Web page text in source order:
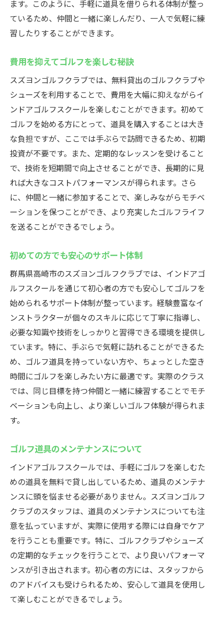
ます。このように、手軽に道具を借りられる体制が整っ
ているため、仲間と一緒に楽しんだり、一人で気軽に練
習したりすることができます。
費用を抑えてゴルフを楽しむ秘訣
スズヨンゴルフクラブでは、無料貸出のゴルフクラブや
シューズを利用することで、費用を大幅に抑えながらイ
ンドアゴルフスクールを楽しむことができます。初めて
ゴルフを始める方にとって、道具を購入することは大き
な負担ですが、ここでは手ぶらで訪問できるため、初期
投資が不要です。また、定期的なレッスンを受けること
で、技術を短期間で向上させることができ、長期的に見
れば大きなコストパフォーマンスが得られます。さら
に、仲間と一緒に参加することで、楽しみながらモチベ
ーションを保つことができ、より充実したゴルフライフ
を送ることができるでしょう。
初めての方でも安心のサポート体制
群馬県高崎市のスズヨンゴルフクラブでは、インドアゴ
ルフスクールを通じて初心者の方でも安心してゴルフを
始められるサポート体制が整っています。経験豊富なイ
ンストラクターが個々のスキルに応じて丁寧に指導し、
必要な知識や技術をしっかりと習得できる環境を提供し
ています。特に、手ぶらで気軽に訪れることができるた
め、ゴルフ道具を持っていない方や、ちょっとした空き
時間にゴルフを楽しみたい方に最適です。実際のクラス
では、同じ目標を持つ仲間と一緒に練習することでモチ
ベーションも向上し、より楽しいゴルフ体験が得られま
す。
ゴルフ道具のメンテナンスについて
インドアゴルフスクールでは、手軽にゴルフを楽しむた
めの道具を無料で貸し出しているため、道具のメンテナ
ンスに頭を悩ませる必要がありません。スズヨンゴルフ
クラブのスタッフは、道具のメンテナンスについても注
意を払っていますが、実際に使用する際には自身でケア
を行うことも重要です。特に、ゴルフクラブやシューズ
の定期的なチェックを行うことで、より良いパフォーマ
ンスが引き出されます。初心者の方には、スタッフから
のアドバイスも受けられるため、安心して道具を使用し
て楽しむことができるでしょう。